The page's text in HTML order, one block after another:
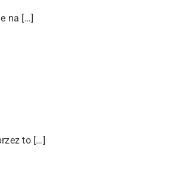
na […]
to […]